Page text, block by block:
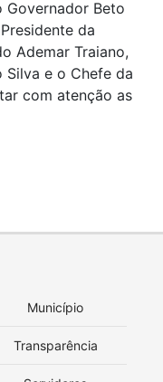
Governador Beto
da
Ademar Traiano,
Silva e o Chefe da
com atenção as
Município
Transparência